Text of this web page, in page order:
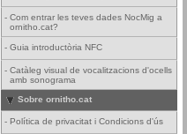
- Com entrar les teves dades NocMig a
ornitho.cat?
- Guia introductòria NFC
- Catàleg visual de vocalitzacions d'ocells
amb sonograma
Sobre ornitho.cat
- Política de privacitat i Condicions d'ús